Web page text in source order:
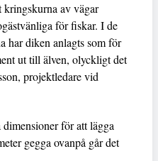
av vägar
för fiskar. I de
har diken anlagts som för
ut till älven, olyckligt det
projektledare vid
för att lägga
gegga ovanpå går det